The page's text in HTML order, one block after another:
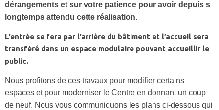
dérangements et sur votre patience pour avoir depuis s
longtemps attendu cette réalisation.
L’entrée se fera par l’arrière du bâtiment et l’accueil sera
transféré dans un espace modulaire pouvant accueillir le
public.
Nous profitons de ces travaux pour modifier certains
espaces et pour moderniser le Centre en donnant un coup
de neuf. Nous vous communiquons les plans ci-dessous qui